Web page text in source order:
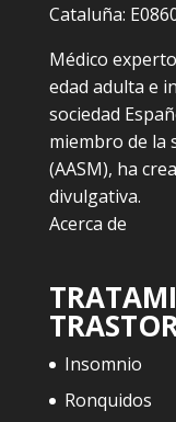
Cataluña:
Médico
edad adulta e
sociedad
miembro de la
(AASM), ha
divulgativa.
Acerca de
Insomnio
Ronquidos